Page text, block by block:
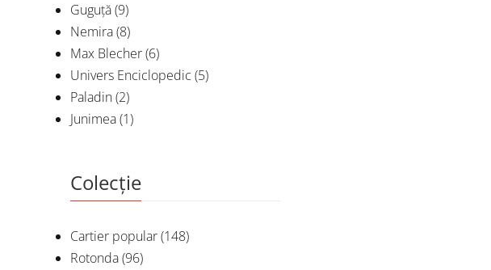
Guguță(9)
Nemira(8)
Max Blecher(6)
Univers Enciclopedic (5)
Paladin(2)
Junimea(1)
Colecție
Cartier popular(148)
Rotonda(96)